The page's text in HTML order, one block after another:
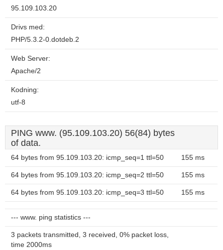
95.109.103.20
Drivs med:
PHP/5.3.2-0.dotdeb.2
Web Server:
Apache/2
Kodning:
utf-8
PING www. (95.109.103.20) 56(84) bytes
of data.
64 bytes from 95.109.103.20: icmp_seq=1 ttl=50 155 ms
64 bytes from 95.109.103.20: icmp_seq=2 ttl=50 155 ms
64 bytes from 95.109.103.20: icmp_seq=3 ttl=50 155 ms
--- www. ping statistics ---
3 packets transmitted, 3 received, 0% packet loss,
time 2000ms